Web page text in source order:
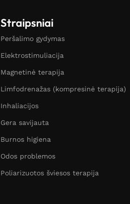
Straipsniai
Peršalimo gydymas
Elektrostimuliacija
Magnetinė terapija
Limfodrenažas (kompresinė terapija)
Inhaliacijos
Gera savijauta
Burnos higiena
Odos problemos
Poliarizuotos šviesos terapija